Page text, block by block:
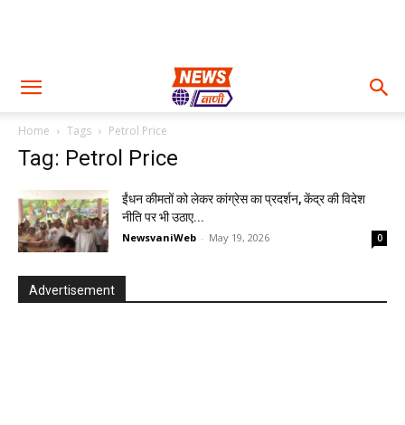
Home Tags Petrol Price
Tag: Petrol Price
ईंधन कीमतों को लेकर कांग्रेस का प्रदर्शन, केंद्र की विदेश
नीति पर भी उठाए...
NewsvaniWeb - May 19, 2026 0
Advertisement